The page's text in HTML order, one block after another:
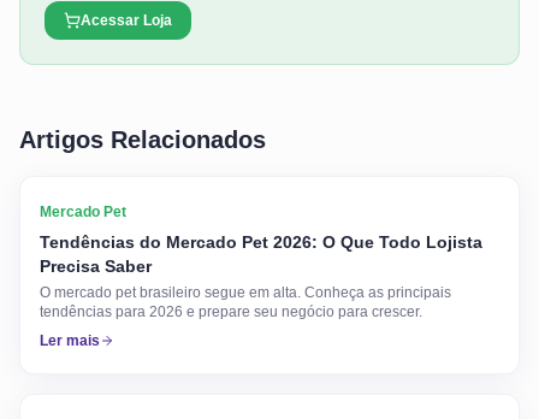
Acessar Loja
Artigos Relacionados
Mercado Pet
Tendências do Mercado Pet 2026: O Que Todo Lojista
Precisa Saber
O mercado pet brasileiro segue em alta. Conheça as principais
tendências para 2026 e prepare seu negócio para crescer.
Ler mais